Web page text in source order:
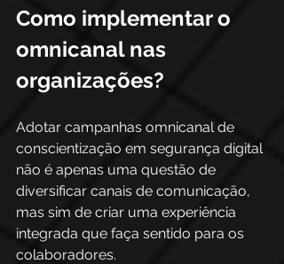
Como implementar o
omnicanal nas
organizações?
Adotar campanhas omnicanal de
conscientização em segurança digital
não é apenas uma questão de
diversificar canais de comunicação,
mas sim de criar uma experiência
integrada que faça sentido para os
colaboradores.